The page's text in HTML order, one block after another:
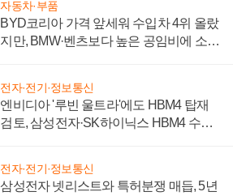
자동차·부품
BYD코리아 가격 앞세워 수입차 4위 올랐
지만, BMW·벤츠보다 높은 공임비에 소비
전자·전기·정보통신
엔비디아 '루빈 울트라'에도 HBM4 탑재
검토, 삼성전자·SK하이닉스 HBM4 수율
전자·전기·정보통신
삼성전자 넷리스트와 특허분쟁 매듭, 5년